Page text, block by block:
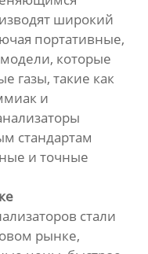
широкий
портативные,
которые
газы, такие как
и
стандартам
и точные
стали
рынке,